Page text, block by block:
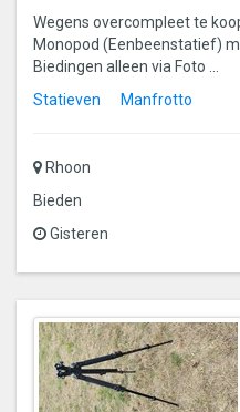
Wegens overcompleet te
Monopod (Eenbeenstatief)
Biedingen alleen via Foto ...
Statieven
Manfrotto
Rhoon
Bieden
Gisteren